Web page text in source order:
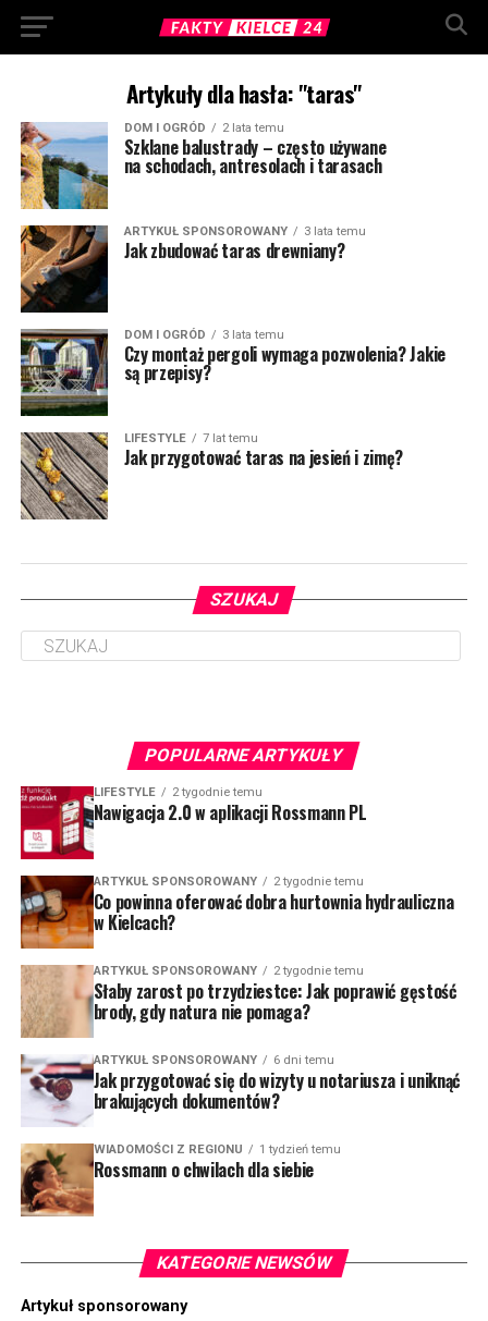
Artykuły dla hasła: "taras"
DOM I OGRÓD 2 lata temu
Szklane balustrady – często używane
na schodach, antresolach i tarasach
ARTYKUŁ SPONSOROWANY 3 lata temu
Jak zbudować taras drewniany?
DOM I OGRÓD 3 lata temu
Czy montaż pergoli wymaga pozwolenia? Jakie
są przepisy?
LIFESTYLE 7 lat temu
Jak przygotować taras na jesień i zimę?
SZUKAJ
POPULARNE ARTYKUŁY
LIFESTYLE 2 tygodnie temu
Nawigacja 2.0 w aplikacji Rossmann PL
ARTYKUŁ SPONSOROWANY 2 tygodnie temu
Co powinna oferować dobra hurtownia hydrauliczna
w Kielcach?
ARTYKUŁ SPONSOROWANY 2 tygodnie temu
Słaby zarost po trzydziestce: Jak poprawić gęstość
brody, gdy natura nie pomaga?
ARTYKUŁ SPONSOROWANY 6 dni temu
Jak przygotować się do wizyty u notariusza i uniknąć
brakujących dokumentów?
WIADOMOŚCI Z REGIONU 1 tydzień temu
Rossmann o chwilach dla siebie
KATEGORIE NEWSÓW
Artykuł sponsorowany